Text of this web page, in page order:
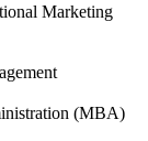
Marketing
(MBA)